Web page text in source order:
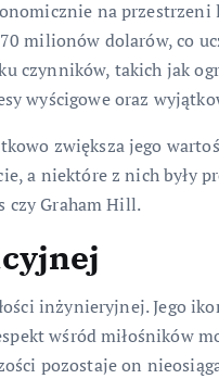
na przestrzeni
milionów dolarów, co
czynników, takich jak
wyścigowe oraz
zwiększa jego
a niektóre z nich były
czy Graham Hill.
inżynieryjnej. Jego
wśród miłośników
pozostaje on